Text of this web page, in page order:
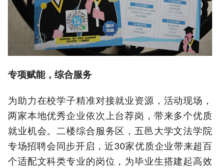
专项赋能，综合服务
为助力在校学子精准对接就业资源，活动现场，
两家本地优秀企业依次上台荐岗，带来多个优质
就业机会。二楼综合服务区，五邑大学文法学院
专场招聘会同步开启，近30家优质企业带来超百
个适配文科类专业的岗位，为毕业生搭建起高效